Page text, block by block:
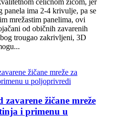
čeličnom žicom, jer
panela ima 2-4 krivulje, pa se
mrežastim panelima, ovi
od običnih zavarenih
trougao zakrivljeni, 3D
žičane mreže
i primenu u